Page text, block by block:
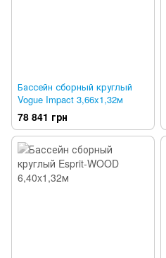
Бассейн сборный круглый
Vogue Impact 3,66x1,32м
78 841 грн